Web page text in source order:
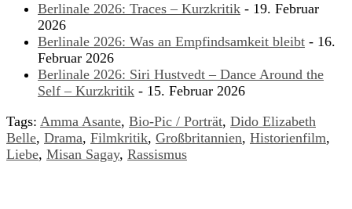
Berlinale 2026: Traces – Kurzkritik - 19. Februar
2026
Berlinale 2026: Was an Empfindsamkeit bleibt - 16.
Februar 2026
Berlinale 2026: Siri Hustvedt – Dance Around the
Self – Kurzkritik - 15. Februar 2026
Tags: Amma Asante, Bio-Pic / Porträt, Dido Elizabeth
Belle, Drama, Filmkritik, Großbritannien, Historienfilm,
Liebe, Misan Sagay, Rassismus